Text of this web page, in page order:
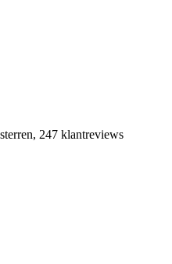
247 klantreviews